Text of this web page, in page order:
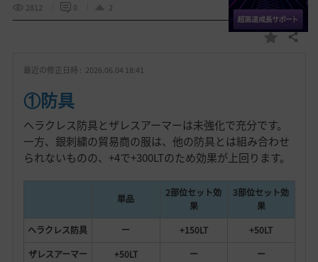
2812
0 2
お 共有する
最近の修正日時 : 2026.06.04 18:41
①防具
ヘラクレス防具とザレスアーマーは未強化で充分です。
一方、銀刺繍の貿易商の服は、他の防具とは組み合わせ
られないものの、+4で+300LTのため効果が上回ります。
単品
2部位セット効
果
3部位セット効
果
ヘラクレス防具
ー +150LT
+50LT
ザレスアーマー
+50LT ー ー